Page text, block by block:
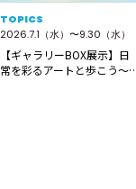
TOPICS
2026.7.1（水）〜9.30（水）
【ギャラリーBOX展示】日
常を彩るアートと歩こう～